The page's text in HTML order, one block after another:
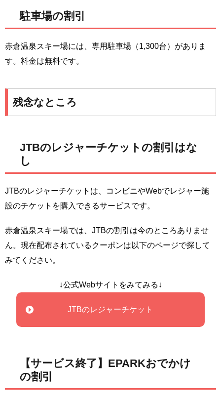
駐車場の割引
赤倉温泉スキー場には、専用駐車場（1,300台）がありま
す。料金は無料です。
残念なところ
JTBのレジャーチケットの割引はな
し
JTBのレジャーチケットは、コンビニやWebでレジャー施
設のチケットを購入できるサービスです。
赤倉温泉スキー場では、JTBの割引は今のところありませ
ん。現在配布されているクーポンは以下のページで探して
みてください。
↓公式Webサイトをみてみる↓
JTBのレジャーチケット
【サービス終了】EPARKおでかけ
の割引